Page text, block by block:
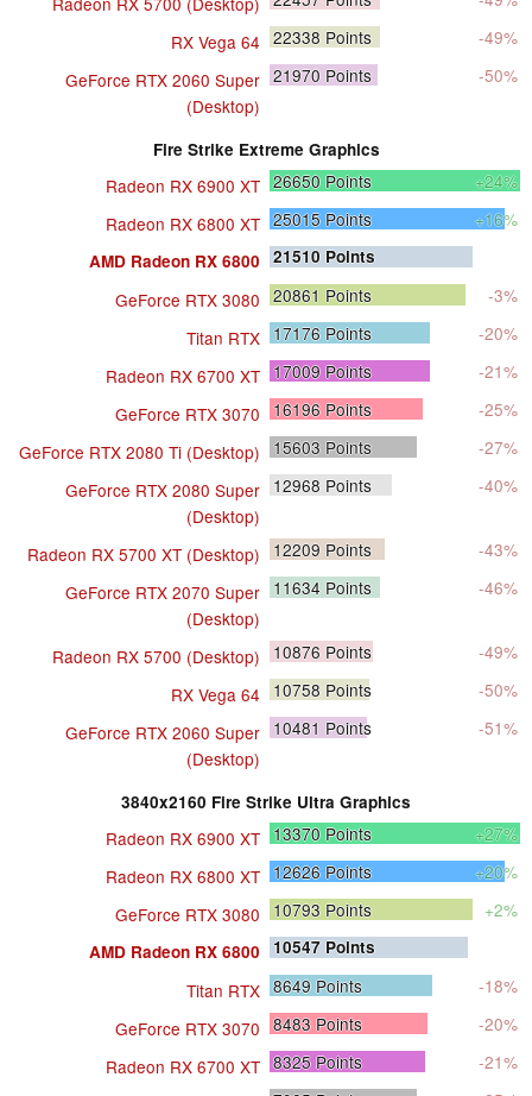
RX Vega 64 22338 Points
-49%
GeForce RTX 2060 Super
(Desktop)
21970 Points -50%
Fire Strike Extreme Graphics
Radeon RX 6900 XT 26650 Points
+24%
Radeon RX 6800 XT 25015 Points +16%
AMD Radeon RX 6800 21510 Points
GeForce RTX 3080 20861 Points
-3%
Titan RTX 17176 Points
-20%
Radeon RX 6700 XT 17009 Points
-21%
GeForce RTX 3070 16196 Points
-25%
GeForce RTX 2080 Ti (Desktop) 15603 Points
-27%
GeForce RTX 2080 Super
(Desktop)
12968 Points -40%
Radeon RX 5700 XT (Desktop) 12209 Points
-43%
GeForce RTX 2070 Super
(Desktop)
11634 Points -46%
Radeon RX 5700 (Desktop) 10876 Points
-49%
RX Vega 64
10758 Points
-50%
GeForce RTX 2060 Super
(Desktop)
10481 Points -51%
3840x2160 Fire Strike Ultra Graphics
Radeon RX 6900 XT 13370 Points
+27%
Radeon RX 6800 XT 12626 Points
+20%
GeForce RTX 3080 10793 Points +2%
AMD Radeon RX 6800 10547 Points
Titan RTX 8649 Points
-18%
GeForce RTX 3070 8483 Points
-20%
Radeon RX 6700 XT 8325 Points
-21%